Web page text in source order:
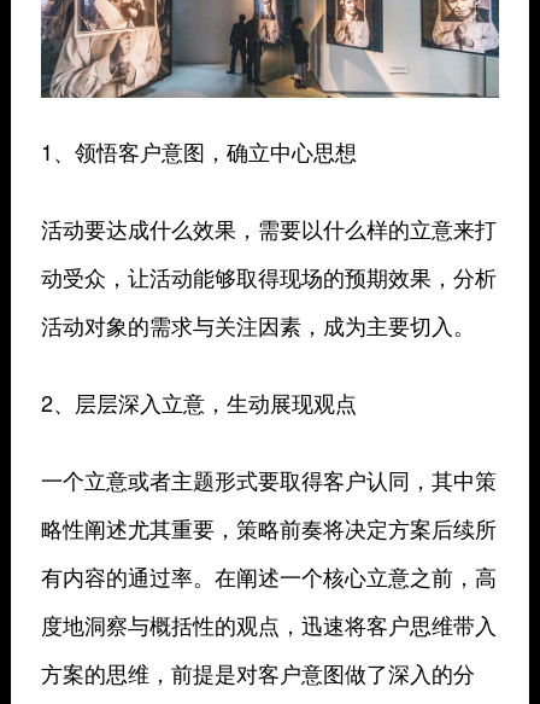
1、领悟客户意图，确立中心思想
活动要达成什么效果，需要以什么样的立意来打
动受众，让活动能够取得现场的预期效果，分析
活动对象的需求与关注因素，成为主要切入。
2、层层深入立意，生动展现观点
一个立意或者主题形式要取得客户认同，其中策
略性阐述尤其重要，策略前奏将决定方案后续所
有内容的通过率。在阐述一个核心立意之前，高
度地洞察与概括性的观点，迅速将客户思维带入
方案的思维，前提是对客户意图做了深入的分